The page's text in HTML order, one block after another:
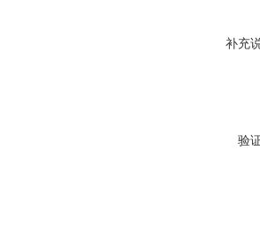
补充
验